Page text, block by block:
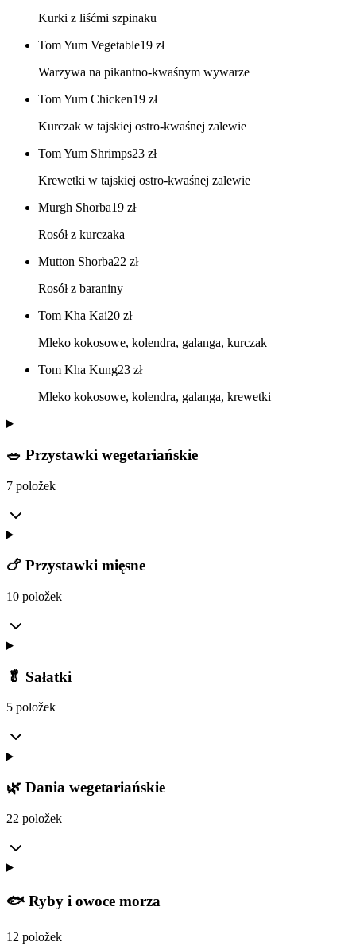
Kurki z liśćmi szpinaku
Tom Yum Vegetable19 zł
Warzywa na pikantno-kwaśnym wywarze
Tom Yum Chicken19 zł
Kurczak w tajskiej ostro-kwaśnej zalewie
Tom Yum Shrimps23 zł
Krewetki w tajskiej ostro-kwaśnej zalewie
Murgh Shorba19 zł
Rosół z kurczaka
Mutton Shorba22 zł
Rosół z baraniny
Tom Kha Kai20 zł
Mleko kokosowe, kolendra, galanga, kurczak
Tom Kha Kung23 zł
Mleko kokosowe, kolendra, galanga, krewetki
🥗 Przystawki wegetariańskie
7 položek
🍗 Przystawki mięsne
10 položek
🥬 Sałatki
5 položek
🌿 Dania wegetariańskie
22 položek
🐟 Ryby i owoce morza
12 položek